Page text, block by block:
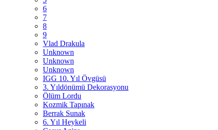
6
7
8
9
Vlad Drakula
Unknown
Unknown
Unknown
IGG 10. Yıl Övgüsü
3. Yıldönümü Dekorasyonu
Ölüm Lordu
Kozmik Tapınak
Berrak Sunak
6. Yıl Heykeli